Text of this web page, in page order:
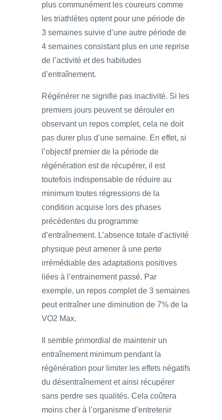
plus communément les coureurs comme
les triathlètes optent pour une période de
3 semaines suivie d’une autre période de
4 semaines consistant plus en une reprise
de l’activité et des habitudes
d’entraînement.
Régénérer ne signifie pas inactivité. Si les
premiers jours peuvent se dérouler en
observant un repos complet, cela ne doit
pas durer plus d’une semaine. En effet, si
l’objectif premier de la période de
régénération est de récupérer, il est
toutefois indispensable de réduire au
minimum toutes régressions de la
condition acquise lors des phases
précédentes du programme
d’entraînement. L’absence totale d’activité
physique peut amener à une perte
irrémédiable des adaptations positives
liées à l’entrainement passé. Par
exemple, un repos complet de 3 semaines
peut entraîner une diminution de 7% de la
VO2 Max.
Il semble primordial de maintenir un
entraînement minimum pendant la
régénération pour limiter les effets négatifs
du désentraînement et ainsi récupérer
sans perdre ses qualités. Cela coûtera
moins cher à l’organisme d’entretenir